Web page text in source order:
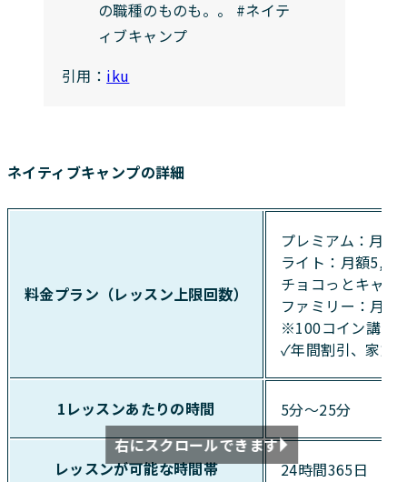
の職種のものも。。 #ネイテ
ィブキャンプ
引用： iku
ネイティブキャンプの詳細
料金プラン（レッスン上限回数）
プレミアム：月
ライト：月額
チョコっとキャ
ファミリー：月額
※100コイン講師
✓年間割引、家族
1レッスンあたりの時間 5分～25分
レッスンが可能な時間帯 24時間365日
右にスクロールできます